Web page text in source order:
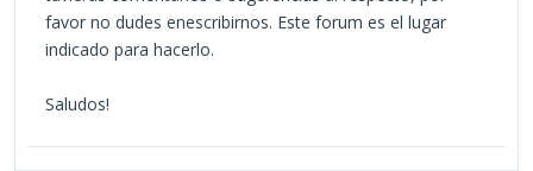
favor no dudes enescribirnos. Este forum es el lugar
indicado para hacerlo.
Saludos!